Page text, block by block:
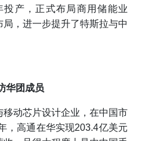
投产，正式布局商用储能业
，进一步提升了特斯拉与中
华团成员
动芯片设计企业，在中国市
，高通在华实现203.4亿美元